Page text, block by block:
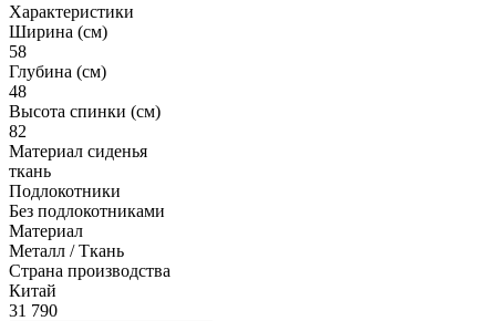
Характеристики
Ширина (см)
58
Глубина (см)
48
Высота спинки (см)
82
Материал сиденья
ткань
Подлокотники
Без подлокотниками
Материал
Металл / Ткань
Страна производства
Китай
31 790